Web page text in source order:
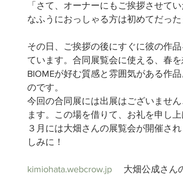
「さて、オーナーにもご挨拶させて
なふうにおっしゃる方は初めてだった
その日、ご挨拶の後にすぐに彼の作
ています。合同展覧会に使える、春
BIOMEが好む質感と雰囲気がある作
のです。
今回の合同展には出展はございませ
ます。この場を借りて、お礼を申し
３月には大畑さんの展覧会が開催さ
しみに！
kimiohata.webcrow.jp 大畑公成さん